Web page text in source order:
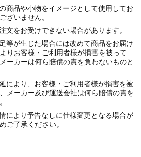
商品や小物をイメージとして使用してお
ざいません。
文をお受けできない場合があります。
等が生じた場合には改めて商品をお届け
りお客様・ご利用者様が損害を被って
ーカーは何ら賠償の責を負わないものと
により、お客様・ご利用者様が損害を被
メーカー及び運送会社は何ら賠償の責を
により予告なしに仕様変更となる場合が
ご了承ください。